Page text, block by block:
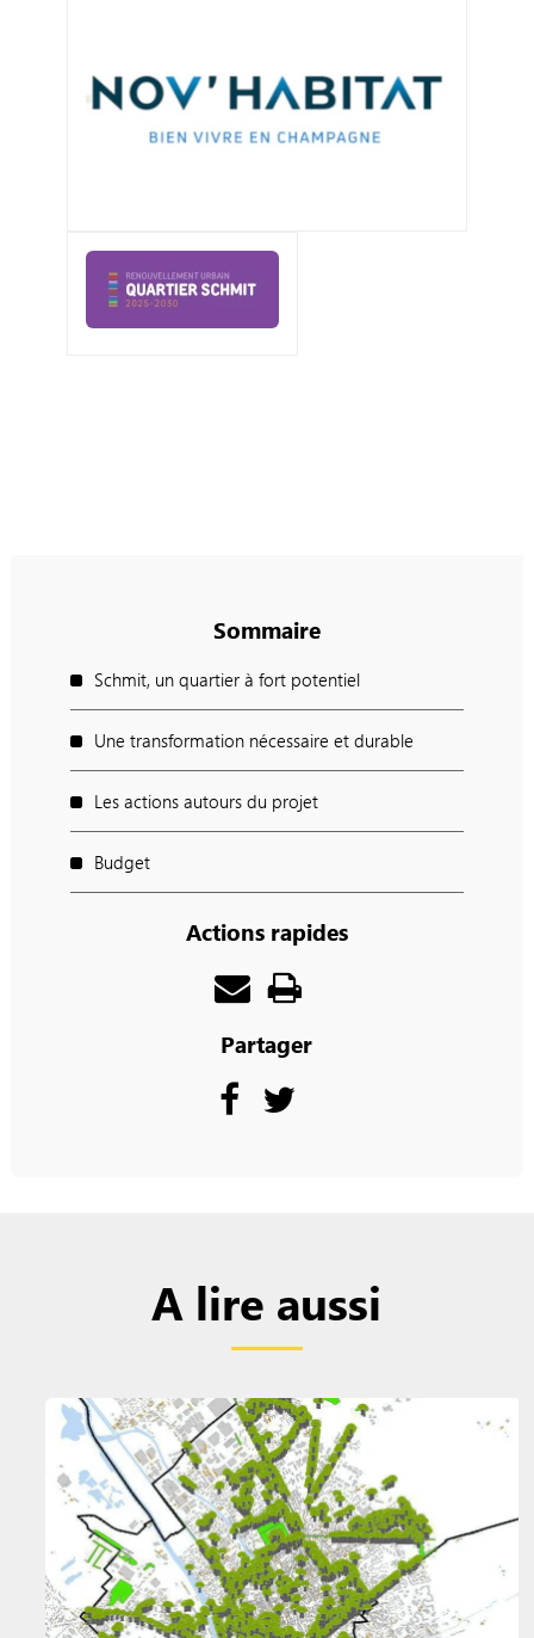
Sommaire
Schmit, un quartier à fort potentiel
Une transformation nécessaire et durable
Les actions autours du projet
Budget
Actions rapides
Partager
A lire aussi